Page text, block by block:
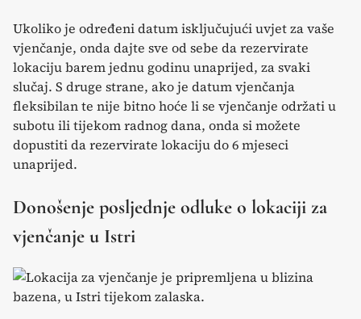
Ukoliko je određeni datum isključujući uvjet za vaše
vjenčanje, onda dajte sve od sebe da rezervirate
lokaciju barem jednu godinu unaprijed, za svaki
slučaj. S druge strane, ako je datum vjenčanja
fleksibilan te nije bitno hoće li se vjenčanje održati u
subotu ili tijekom radnog dana, onda si možete
dopustiti da rezervirate lokaciju do 6 mjeseci
unaprijed.
Donošenje posljednje odluke o lokaciji za
vjenčanje u Istri